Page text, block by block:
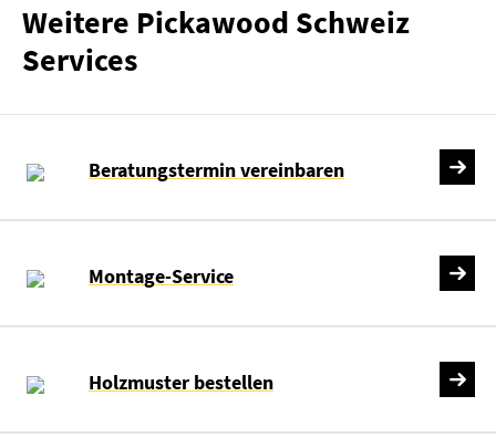
Weitere Pickawood Schweiz
Services
Beratungstermin vereinbaren
Montage-Service
Holzmuster bestellen